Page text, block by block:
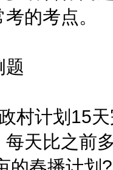
的考点。
计划15天
每天比之前